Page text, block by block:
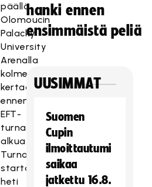
päällä
Olomoucin
Palacky
University
Arenalla
kolme
kertaa
ennen
EFT-
turnauksen
alkua.
Turnaus
startataan
heti
hanki ennen
ensimmäistä peliä
UUSIMMAT
Suomen
Cupin
ilmoittautumi
saikaa
jatkettu 16.8.